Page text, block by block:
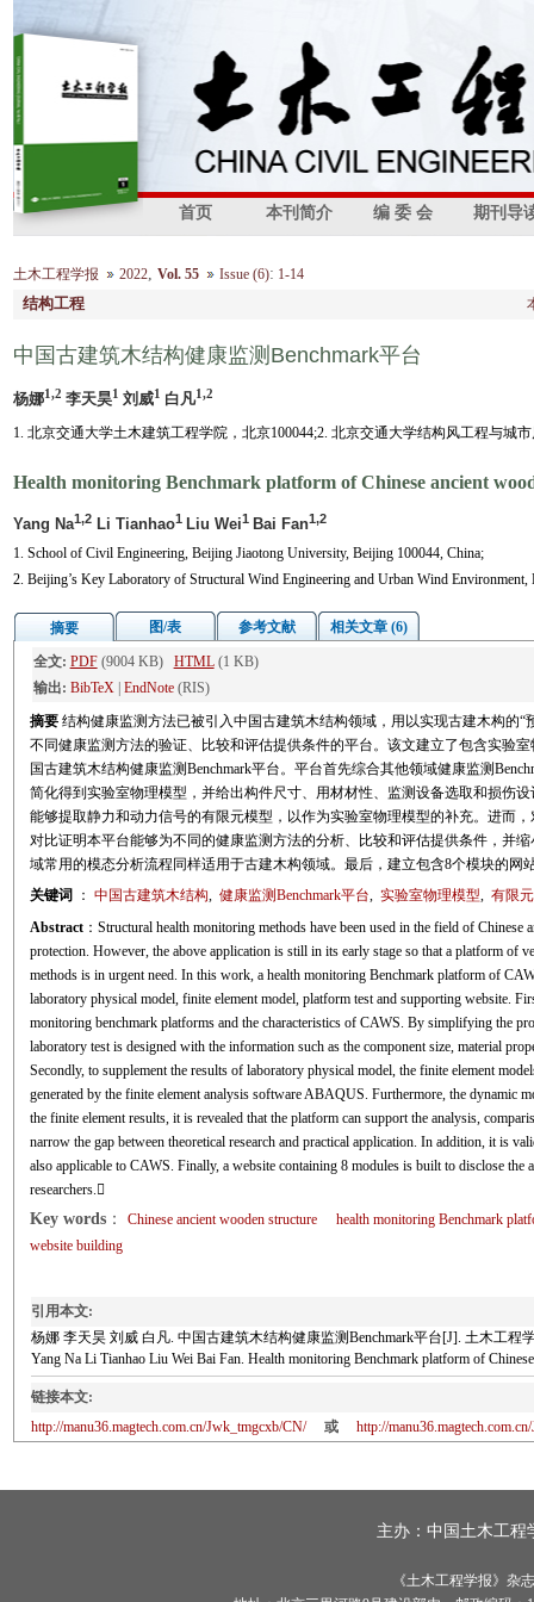
首页 本刊简介 编 委 会 期刊导
土木工程学报 2022, Vol. 55 Issue (6): 1-14
结构工程
中国古建筑木结构健康监测Benchmark平台
杨娜1,2 李天昊1 刘威1 白凡1,2
1. 北京交通大学土木建筑工程学院，北京100044;2. 北京交通大学结构风工程与城
Health monitoring Benchmark platform of Chinese ancient
Yang Na1,2Li Tianhao1 Liu Wei1 Bai Fan1,2
1. School of Civil Engineering, Beijing Jiaotong University, Beijing 100044, China;
2. Beijing’s Key Laboratory of Structural Wind Engineering and Urban Wind
摘要 图/表 参考文献 相关文章 (6)
全文: PDF(9004 KB) HTML(1 KB)
输出: BibTeX| EndNote(RIS)
摘要 结构健康监测方法已被引入中国古建筑木结构领域，用以实现古建木构的
不同健康监测方法的验证、比较和评估提供条件的平台。该文建立了包含实验
国古建筑木结构健康监测Benchmark平台。平台首先综合其他领域健康监测
简化得到实验室物理模型，并给出构件尺寸、用材材性、监测设备选取和损伤
能够提取静力和动力信号的有限元模型，以作为实验室物理模型的补充。进而
对比证明本平台能够为不同的健康监测方法的分析、比较和评估提供条件，并
域常用的模态分析流程同样适用于古建木构领域。最后，建立包含8个模块的
关键词
： 中国古建筑木结构, 健康监测Benchmark平台, 实验室物理模型, 有限
Abstract：Structural health monitoring methods have been used in the field of Chinese
protection. However, the above application is still in its early stage so that a platform of
methods is in urgent need. In this work, a health monitoring Benchmark platform of
laboratory physical model, finite element model, platform test and supporting website.
monitoring benchmark platforms and the characteristics of CAWS. By simplifying the
laboratory test is designed with the information such as the component size, material
Secondly, to supplement the results of laboratory physical model, the finite element
generated by the finite element analysis software ABAQUS. Furthermore, the dynamic
the finite element results, it is revealed that the platform can support the analysis,
narrow the gap between theoretical research and practical application. In addition, it is
also applicable to CAWS. Finally, a website containing 8 modules is built to disclose the
researchers.
Key words： Chinese ancient wooden structure
health monitoring Benchmark
website building
引用本文:
杨娜 李天昊 刘威 白凡. 中国古建筑木结构健康监测Benchmark平台[J]. 土木工程
Yang Na Li Tianhao Liu Wei Bai Fan. Health monitoring Benchmark platform of
链接本文:
http://manu36.magtech.com.cn/Jwk_tmgcxb/CN/
或 http://
主办： 中国土木工程
《土木工程学报》杂